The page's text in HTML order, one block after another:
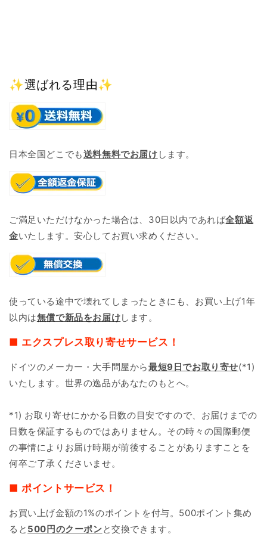
✨選ばれる理由✨
日本全国どこでも送料無料でお届け します。
ご満足いただけなかった場合は、30日以内であれば全額返
金いたします。安心してお買い求めください。
使っている途中で壊れてしまったときにも、お買い上げ1年
以内は無償で新品をお届けします。
■ エクスプレス取り寄せサービス！
ドイツのメーカー・大手問屋から最短9日でお取り寄せ(*1)
いたします。世界の逸品があなたのもとへ。
*1) お取り寄せにかかる日数の目安ですので、お届けまでの
日数を保証するものではありません。その時々の国際郵便
の事情によりお届け時期が前後することがありますことを
何卒ご了承くださいませ。
■ ポイントサービス！
お買い上げ金額の1%のポイントを付与。500ポイント集め
ると 500円のクーポンと交換できます。